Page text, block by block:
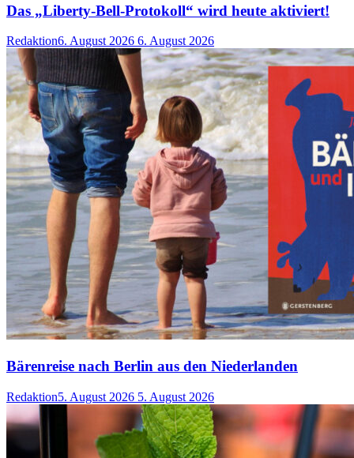
Das „Liberty-Bell-Protokoll“ wird heute aktiviert!
Redaktion6. August 2026 6. August 2026
Bärenreise nach Berlin aus den Niederlanden
Redaktion5. August 2026 5. August 2026